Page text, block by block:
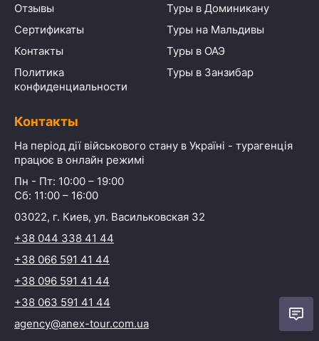
Отзывы
Сертификаты
Контакты
Политика
конфиденциальности
Туры в Доминикану
Туры на Мальдивы
Туры в ОАЭ
Туры в Занзибар
Контакты
На період дії військового стану в Україні - турагенція
працює в онлайн режимі
Пн - Пт: 10:00 – 19:00
Сб: 11:00 – 16:00
03022, г. Киев, ул. Васильковская 32
+38 044 338 41 44
+38 066 591 41 44
+38 096 591 41 44
+38 063 591 41 44
agency@anex-tour.com.ua